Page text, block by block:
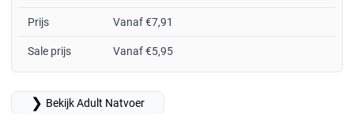
Prijs Vanaf €7,91
Sale prijs Vanaf €5,95
❯ Bekijk Adult Natvoer